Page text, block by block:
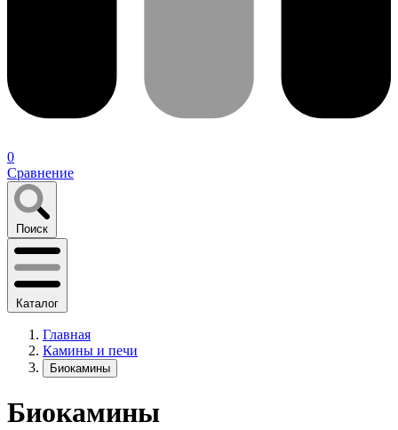
0
Сравнение
Поиск
Каталог
Главная
Камины и печи
Биокамины
Биокамины